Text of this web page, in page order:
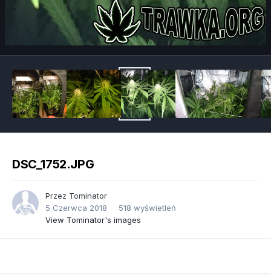
Image Tools
DSC_1752.JPG
Przez Tominator
5 Czerwca 2018
518 wyświetleń
View Tominator's images